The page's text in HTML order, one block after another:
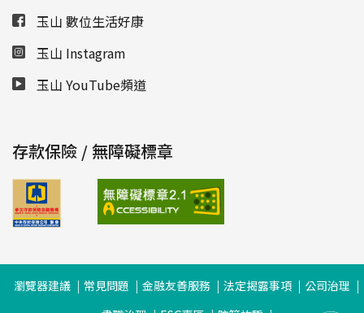
玉山 數位生活好康
玉山 Instagram
玉山 YouTube頻道
存款保險 / 無障礙標章
瀏覽器建議 常見問題 金融友善服務 法定揭露事項
公司治理